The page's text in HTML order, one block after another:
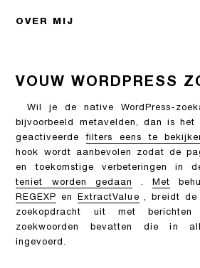
OVER MIJ
VOUW WORDPRESS
Wil je de native WordPress-
bijvoorbeeld metavelden, dan is
geactiveerdefilters eens te
hook wordt aanbevolen zodat de
en toekomstige verbeteringen in
teniet worden gedaan
. Met
REGEXP
enExtractValue , breidt de
zoekopdracht uit met
zoekwoorden bevatten die in
ingevoerd.